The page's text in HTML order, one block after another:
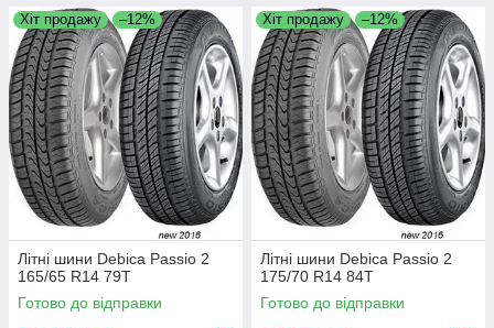
Хіт продажу –12%
Літні шини Debica Passio 2
165/65 R14 79T
Готово до відправки
Хіт продажу –12%
Літні шини Debica Passio 2
175/70 R14 84T
Готово до відправки